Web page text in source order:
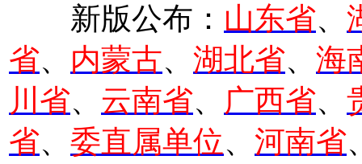
新版公布： 山东省、
省、 内蒙古、 湖北省、 海
川省、 云南省、 广西省、
省、 委直属单位、 河南省